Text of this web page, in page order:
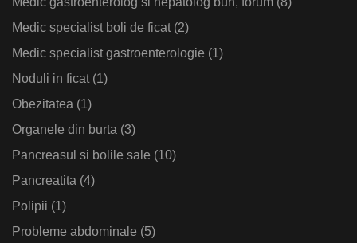
Medic specialist boli de ficat(2)
Medic specialist gastroenterologie (1)
Noduli in ficat(1)
Obezitatea (1)
Organele din burta (3)
Pancreasul si bolile sale (10)
Pancreatita (4)
Polipii (1)
Probleme abdominale (5)